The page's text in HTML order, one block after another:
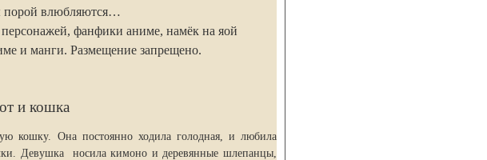
порой влюбляются…
фанфики аниме, намёк на яой
и манги. Размещение запрещено.
и кошка
кошку. Она постоянно ходила голодная, и любила
Девушка носила кимоно и деревянные шлепанцы,